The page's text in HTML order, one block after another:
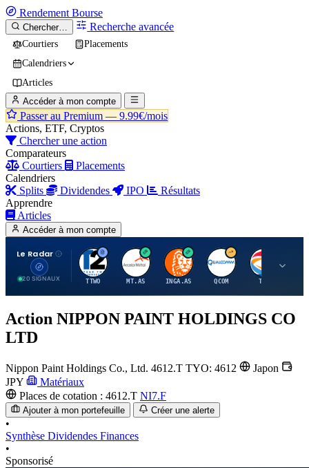
Rendement Bourse
Chercher… Recherche avancée
Courtiers
Placements
Calendriers
Articles
Accéder à mon compte
Passer au Premium — 9.99€/mois
Actions, ETF, Cryptos
Chercher une action
Comparateurs
Courtiers
Placements
Calendriers
Splits
Dividendes IPO
Résultats
Apprendre
Articles
Accéder à mon compte
Le Radar
20 SIGNAUX
T
TTWO
A
MT.AS
I
INGA.AS
Q
QCOM
T
TTE
Action NIPPON PAINT HOLDINGS CO
LTD
Nippon Paint Holdings Co., Ltd. 4612.T TYO: 4612
Japon
JPY
Matériaux
Places de cotation : 4612.T NI7.F
Ajouter à mon portefeuille Créer une alerte
•
Synthèse Dividendes Finances
•
Sponsorisé